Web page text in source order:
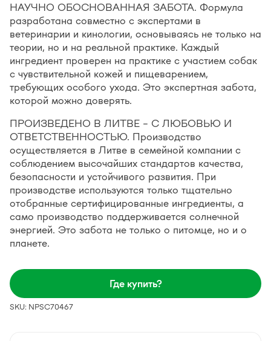
НАУЧНО ОБОСНОВАННАЯ ЗАБОТА. Формула
разработана совместно с экспертами в
ветеринарии и кинологии, основываясь не только на
теории, но и на реальной практике. Каждый
ингредиент проверен на практике с участием собак
с чувствительной кожей и пищеварением,
требующих особого ухода. Это экспертная забота,
которой можно доверять.
ПРОИЗВЕДЕНО В ЛИТВЕ – С ЛЮБОВЬЮ И
ОТВЕТСТВЕННОСТЬЮ. Производство
осуществляется в Литве в семейной компании с
соблюдением высочайших стандартов качества,
безопасности и устойчивого развития. При
производстве используются только тщательно
отобранные сертифицированные ингредиенты, а
само производство поддерживается солнечной
энергией. Это забота не только о питомце, но и о
планете.
Где купить?
SKU: NPSC70467